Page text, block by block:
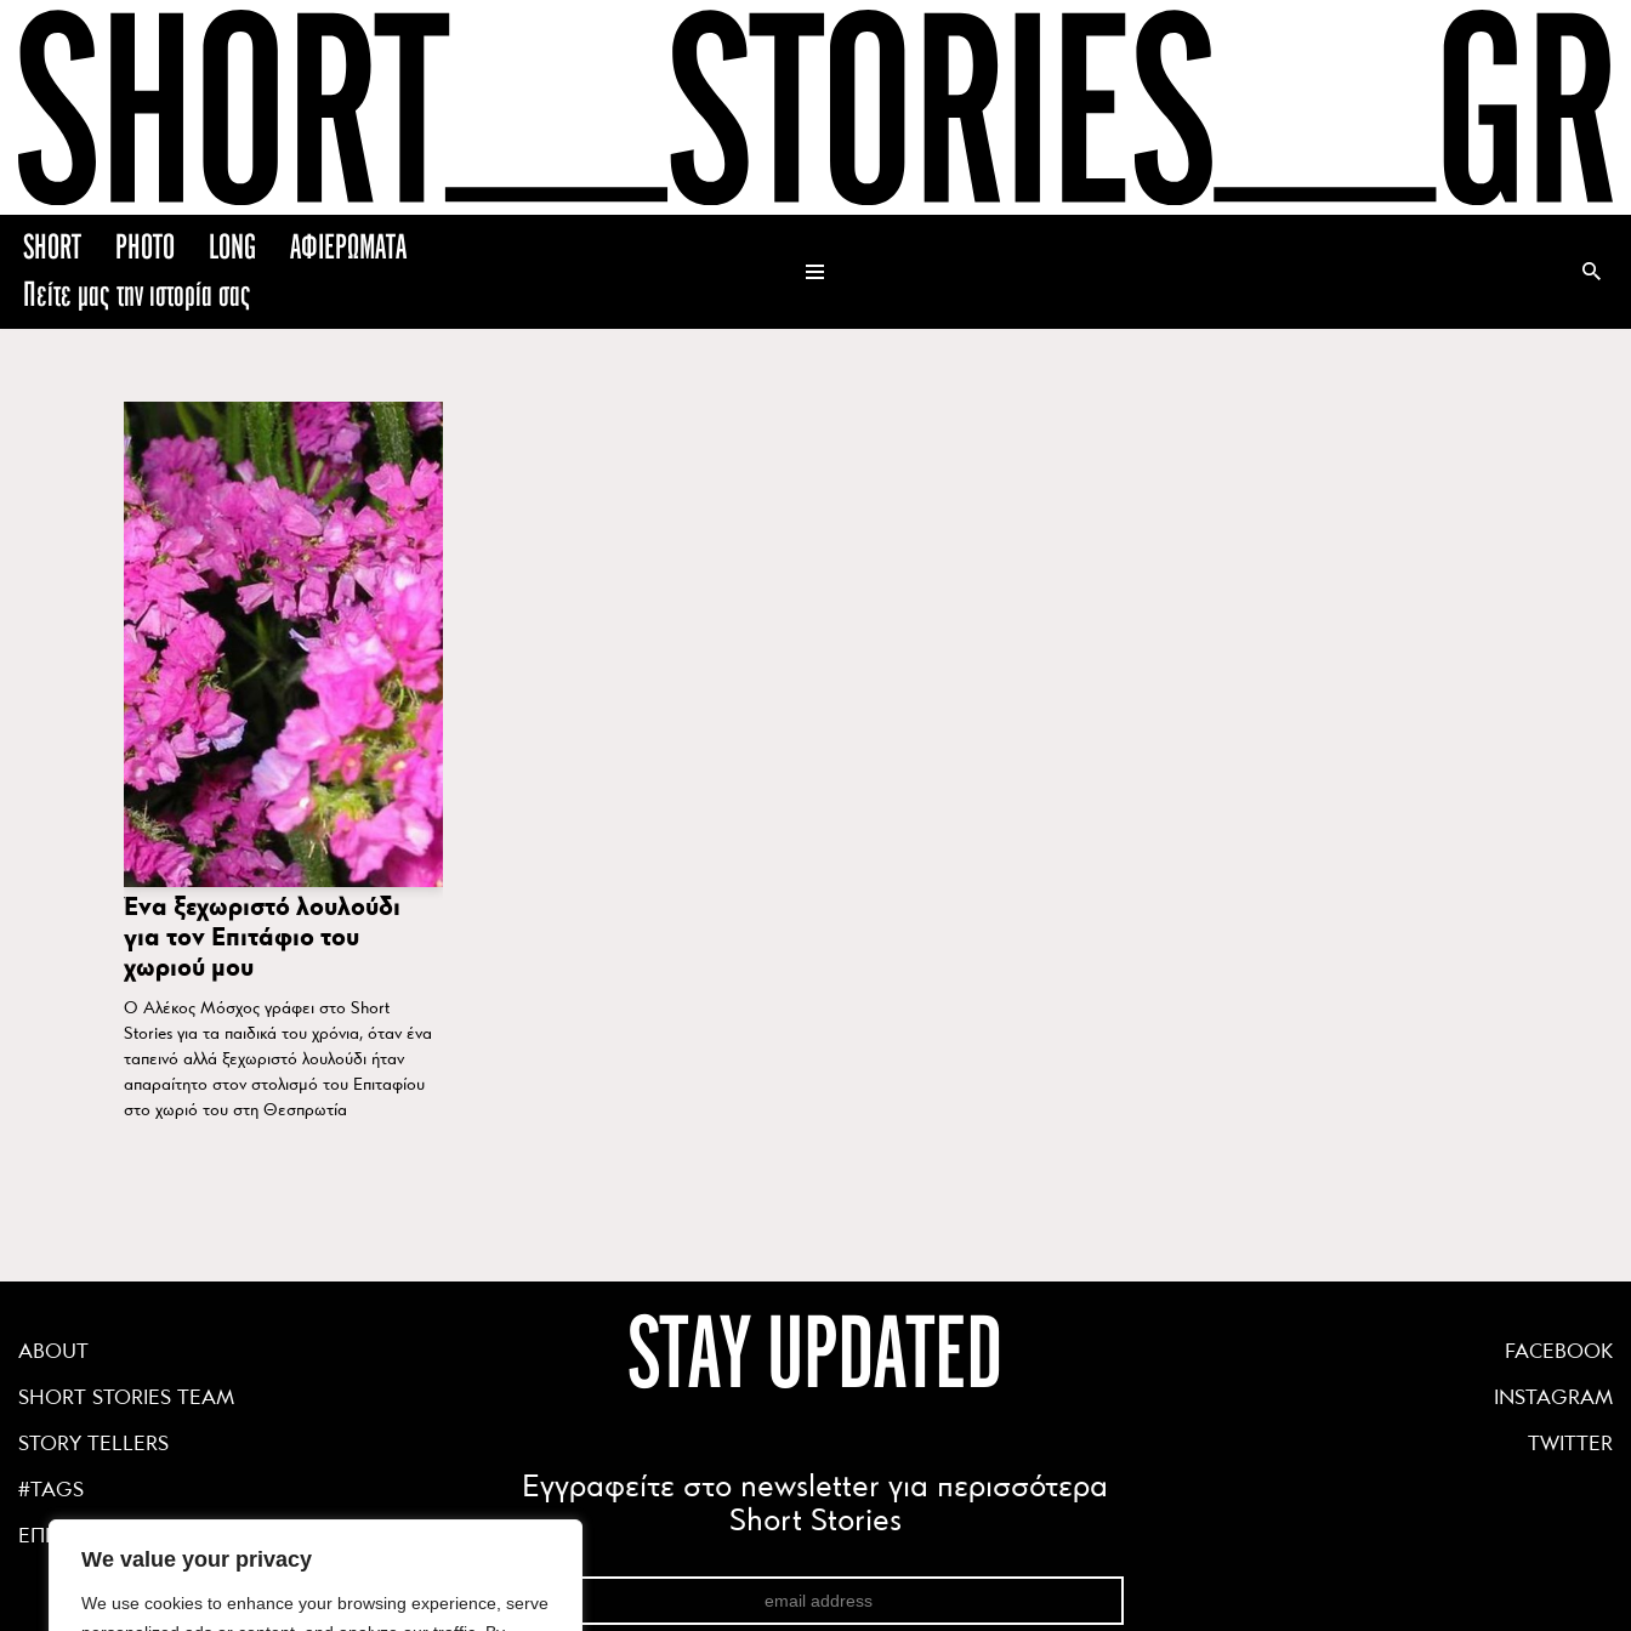
We value your privacy
We use cookies to enhance your browsing experience, serve
Skip
to
content
SHORT PHOTO LONG
ΑΦΙΕΡΩΜΑΤΑ
Πείτε μας την ιστορία σας
Ένα ξεχωριστό λουλούδι
για τον Επιτάφιο του
χωριού μου
Ο Αλέκος Μόσχος γράφει στο Short
Stories για τα παιδικά του χρόνια, όταν ένα
ταπεινό αλλά ξεχωριστό λουλούδι ήταν
απαραίτητο στον στολισμό του Επιταφίου
στο χωριό του στη Θεσπρωτία
ABOUT
SHORT STORIES TEAM
STORY TELLERS
#TAGS
ΕΠΙΚΟΙΝΩΝΙΑ
STAY UPDATED
Εγγραφείτε στο newsletter για περισσότερα
Short Stories
FACEBOOK
INSTAGRAM
TWITTER